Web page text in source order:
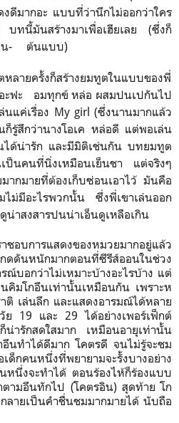
ดีมากอะ แบบที่ว่านึกไม่ออกว่าใคร
บทนี้มันสร้างมาเพื่อเฮียเลย (ซึ่งก็
ป็น- ต้นแบบ)
ลายครั้งก็สร้างยมทูตในแบบของพี่
ะฟะ อมทุกข์ หล่อ ผสมปนเปกันไป
นแค่เรื่อง My girl (ซึ่งนานมากแล้ว
ก็รู้สึกว่านางโอเค หล่อดี แต่พอเล่น
ได้น่ารัก และมีมิติเช่นกัน บทยมทูต
ป็นคนที่นิ่งเหมือนเย็นชา แต่จริงๆ
ากมายที่ต้องเก็บซ่อนเอาไว้ มันคือ
ม่มีอะไรพวกนั้น ซึ่งพี่เขาเล่นออก
น่าสงสารปนน่าเอ็นดูเหลือเกิน
อบการแสดงของหมวยมากอยู่แล้ว
ดดันหนักมากตอนที่ซีรีส์ออนในช่วง
ณ์บอกว่าไม่เหมาะบ้างอะไรบ้าง แต่
มโกอึนเท่านั้นเหมือนกัน เพราะห
ติ เล่นลึก และแสดงอารมณ์ได้หลาย
ย 19 และ 29 ได้อย่างเพอร์เฟ็กต์
ารักสดใสมาก เหมือนอายุเท่านั้น
นทำได้ดีมาก โคตรดี จนไม่รู้จะชม
ด็กคนหนึ่งที่พยายามจะรั้งบางอย่าง
หนึ่งจะทำได้ ตอนร้องไห้ก็ร้องแบบ
ตามอึนทักไป (โคตรอิน) สุดท้าย โก
ลายเป็นคำชื่นชมมากมายได้ นับถือ